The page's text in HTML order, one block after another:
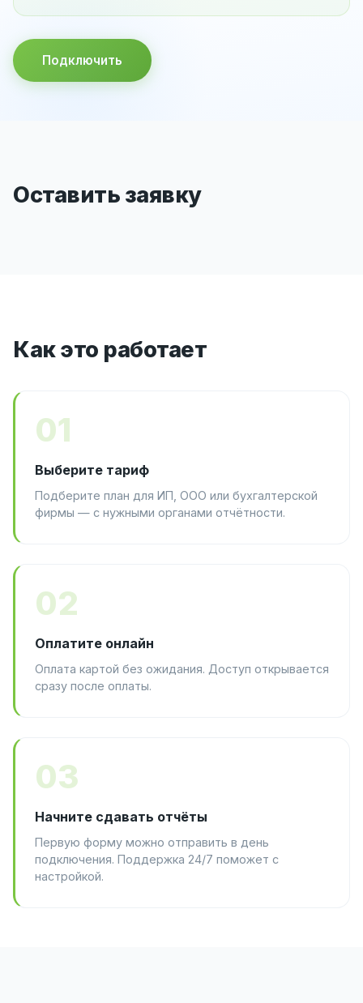
Подключить
Оставить заявку
Как это работает
01
Выберите тариф
Подберите план для ИП, ООО или бухгалтерской
фирмы — с нужными органами отчётности.
02
Оплатите онлайн
Оплата картой без ожидания. Доступ открывается
сразу после оплаты.
03
Начните сдавать отчёты
Первую форму можно отправить в день
подключения. Поддержка 24/7 поможет с
настройкой.